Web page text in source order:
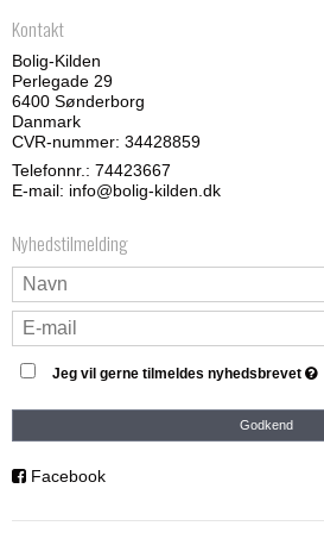
Kontakt
Bolig-Kilden
Perlegade 29
6400 Sønderborg
Danmark
CVR-nummer: 34428859
Telefonnr.: 74423667
E-mail: info@bolig-kilden.dk
Nyhedstilmelding
Jeg vil gerne tilmeldes nyhedsbrevet
Godkend
Facebook